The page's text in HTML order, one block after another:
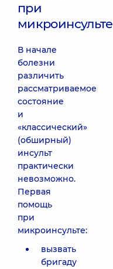
при
микроинсульте
В начале
болезни
различить
рассматриваемое
состояние
и
«классический»
(обширный)
инсульт
практически
невозможно.
Первая
помощь
при
микроинсульте:
вызвать
бригаду